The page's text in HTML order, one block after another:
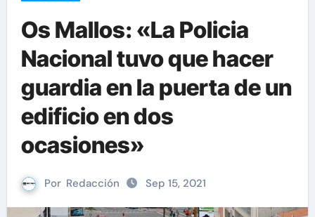
Os Mallos: «La Policia
Nacional tuvo que hacer
guardia en la puerta de un
edificio en dos
ocasiones»
Por Redacción Sep 15, 2021